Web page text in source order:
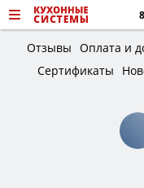
Отзывы Оплата и
Сертификаты